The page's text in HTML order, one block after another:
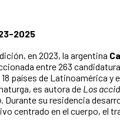
2025
en 2023, la argentina
entre 263
países de Latinoamérica y
es autora de Los
. Durante su residencia
centrado en el cuerpo, el